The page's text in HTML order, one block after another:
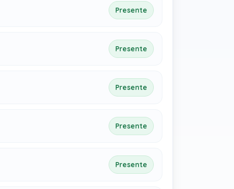
Presente
Presente
Presente
Presente
Presente